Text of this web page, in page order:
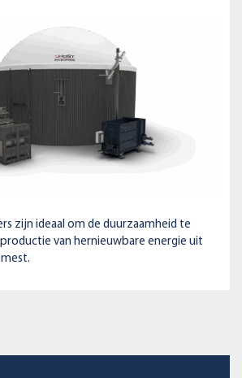
zijn ideaal om de duurzaamheid te
van hernieuwbare energie uit